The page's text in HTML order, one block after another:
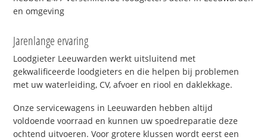
en omgeving
Jarenlange ervaring
Loodgieter Leeuwarden werkt uitsluitend met
gekwalificeerde loodgieters en die helpen bij problemen
met uw waterleiding, CV, afvoer en riool en daklekkage.
Onze servicewagens in Leeuwarden hebben altijd
voldoende voorraad en kunnen uw spoedreparatie deze
ochtend uitvoeren. Voor grotere klussen wordt eerst een